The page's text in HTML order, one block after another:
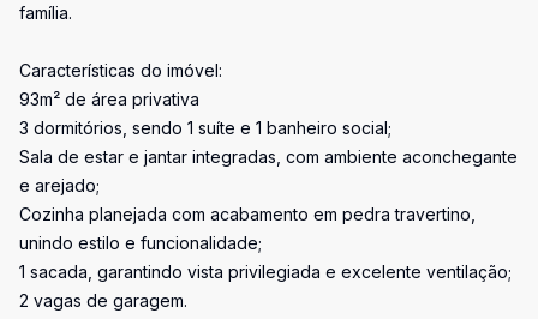
família.
Características do imóvel:
93m² de área privativa
3 dormitórios, sendo 1 suíte e 1 banheiro social;
Sala de estar e jantar integradas, com ambiente aconchegante
e arejado;
Cozinha planejada com acabamento em pedra travertino,
unindo estilo e funcionalidade;
1 sacada, garantindo vista privilegiada e excelente ventilação;
2 vagas de garagem.